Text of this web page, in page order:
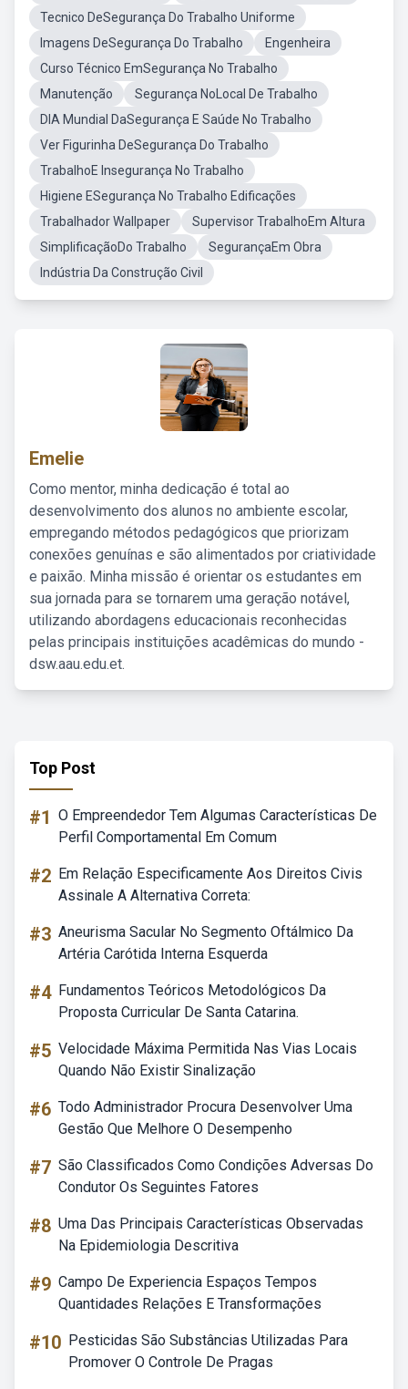
Tecnico DeSegurança Do Trabalho Uniforme
Imagens DeSegurança Do Trabalho
Engenheira
Curso Técnico EmSegurança No Trabalho
Manutenção
Segurança NoLocal De Trabalho
DIA Mundial DaSegurança E Saúde No Trabalho
Ver Figurinha DeSegurança Do Trabalho
TrabalhoE Insegurança No Trabalho
Higiene ESegurança No Trabalho Edificações
Trabalhador Wallpaper
Supervisor TrabalhoEm Altura
SimplificaçãoDo Trabalho
SegurançaEm Obra
Indústria Da Construção Civil
Emelie
Como mentor, minha dedicação é total ao
desenvolvimento dos alunos no ambiente escolar,
empregando métodos pedagógicos que priorizam
conexões genuínas e são alimentados por criatividade
e paixão. Minha missão é orientar os estudantes em
sua jornada para se tornarem uma geração notável,
utilizando abordagens educacionais reconhecidas
pelas principais instituições acadêmicas do mundo -
dsw.aau.edu.et.
Top Post
#1 O Empreendedor Tem Algumas Características De
Perfil Comportamental Em Comum
#2 Em Relação Especificamente Aos Direitos Civis
Assinale A Alternativa Correta:
#3 Aneurisma Sacular No Segmento Oftálmico Da
Artéria Carótida Interna Esquerda
#4 Fundamentos Teóricos Metodológicos Da
Proposta Curricular De Santa Catarina.
#5 Velocidade Máxima Permitida Nas Vias Locais
Quando Não Existir Sinalização
#6 Todo Administrador Procura Desenvolver Uma
Gestão Que Melhore O Desempenho
#7 São Classificados Como Condições Adversas Do
Condutor Os Seguintes Fatores
#8 Uma Das Principais Características Observadas
Na Epidemiologia Descritiva
#9 Campo De Experiencia Espaços Tempos
Quantidades Relações E Transformações
#10 Pesticidas São Substâncias Utilizadas Para
Promover O Controle De Pragas